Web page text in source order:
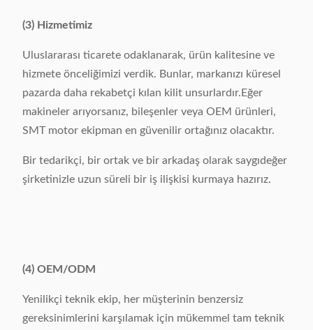
(3) Hizmetimiz
Uluslararası ticarete odaklanarak, ürün kalitesine ve
hizmete önceliğimizi verdik. Bunlar, markanızı küresel
pazarda daha rekabetçi kılan kilit unsurlardır.Eğer
makineler arıyorsanız, bileşenler veya OEM ürünleri,
SMT motor ekipman en güvenilir ortağınız olacaktır.
Bir tedarikçi, bir ortak ve bir arkadaş olarak saygıdeğer
şirketinizle uzun süreli bir iş ilişkisi kurmaya hazırız.
(4) OEM/ODM
Yenilikçi teknik ekip, her müşterinin benzersiz
gereksinimlerini karşılamak için mükemmel tam teknik